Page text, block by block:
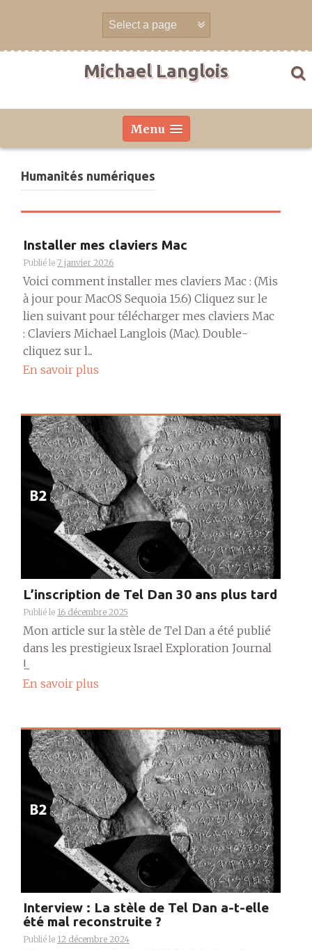
Michael Langlois
Menu
Humanités numériques
Installer mes claviers Mac
Publié le 7 janvier 2026
Voici comment installer mes claviers Mac : (Mis
à jour pour MacOS Sequoia 15.6) Cliquez sur le
lien suivant pour télécharger mes claviers Mac
: Claviers Michael Langlois (Mac). Double-
cliquez sur l...
En savoir plus
L’inscription de Tel Dan 30 ans plus tard
Publié le 16 décembre 2025
Mon article sur la stèle de Tel Dan a été publié
dans les prestigieux Israel Exploration Journal
!...
En savoir plus
Interview : La stèle de Tel Dan a-t-elle
été mal reconstruite ?
Publié le 12 décembre 2024